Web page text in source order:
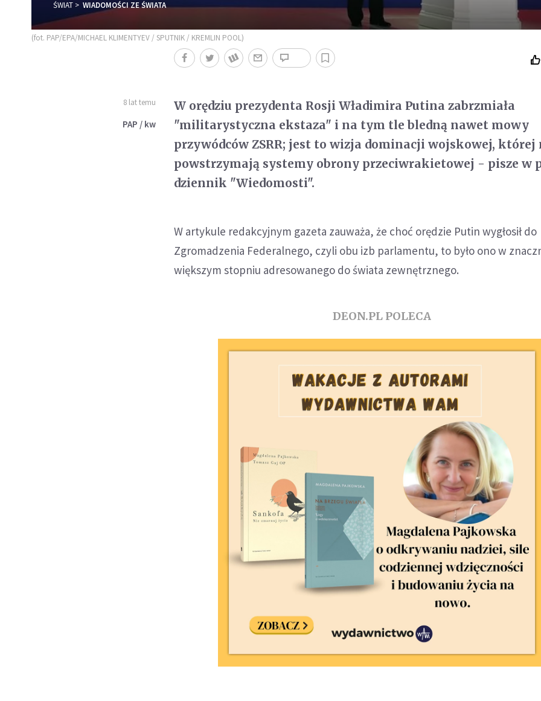
ŚWIAT WIADOMOŚCI ZE ŚWIATA
(fot. PAP/EPA/MICHAEL KLIMENTYEV / SPUTNIK / KREMLIN POOL)
8 lat temu
PAP / kw
W orędziu prezydenta Rosji Władimira Putina zabrzmiała
"militarystyczna ekstaza" i na tym tle bledną nawet mowy
przywódców ZSRR; jest to wizja dominacji wojskowej, której
powstrzymają systemy obrony przeciwrakietowej - pisze w
dziennik "Wiedomosti".
W artykule redakcyjnym gazeta zauważa, że choć orędzie Putin wygłosił do
Zgromadzenia Federalnego, czyli obu izb parlamentu, to było ono w
większym stopniu adresowanego do świata zewnętrznego.
DEON.PL POLECA